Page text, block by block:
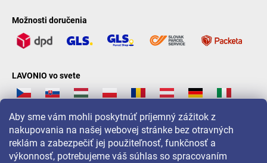
Aby sme vám mohli poskytnúť príjemný zážitok z
nakupovania na našej webovej stránke bez otravných
reklám a zabezpečiť jej použiteľnosť, funkčnosť a
výkonnosť, potrebujeme váš súhlas so spracovaním
Možnosti doručenia
LAVONIO vo svete
Pre akcie, súťaže a zľavy nás sledujte na: